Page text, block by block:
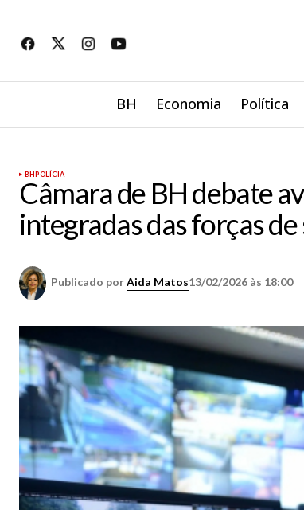
BH Economia Política
BHPOLÍCIA
Câmara de BH debate
integradas das forças
Publicado porAida Matos13/02/2026 às 18:00